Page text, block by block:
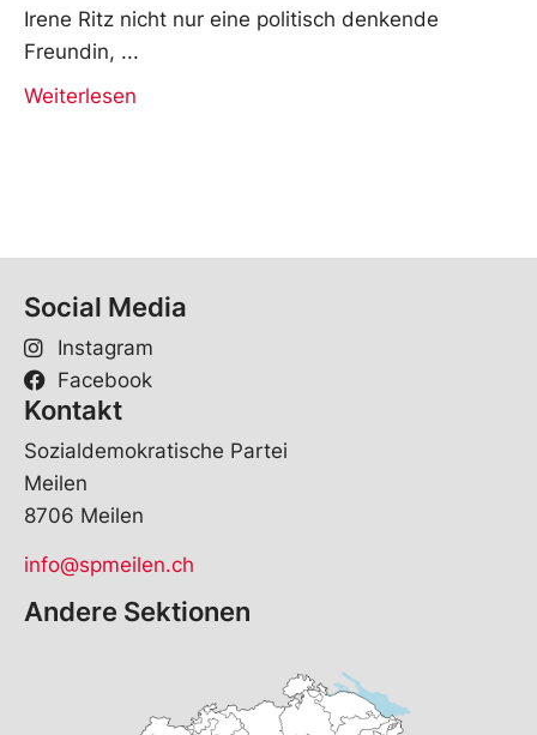
Irene Ritz nicht nur eine politisch denkende
Freundin,
Weiterlesen
Social Media
Instagram
Facebook
Kontakt
Sozialdemokratische Partei
Meilen
8706 Meilen
info@spmeilen.ch
Andere Sektionen